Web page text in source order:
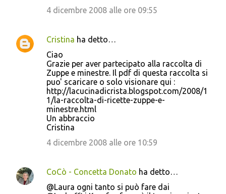
4 dicembre 2008 alle ore 09:55
Cristina ha detto…
Ciao
Grazie per aver partecipato alla raccolta di
Zuppe e minestre. Il pdf di questa raccolta si
puo' scaricare o solo visionare qui :
http://lacucinadicrista.blogspot.com/2008/1
1/la-raccolta-di-ricette-zuppe-e-
minestre.html
Un abbraccio
Cristina
4 dicembre 2008 alle ore 10:59
CoCò - Concetta Donato ha detto…
@Laura ogni tanto si può fare dai